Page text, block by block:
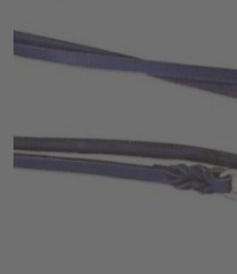
Die
Optionen
Produktseite
gewählt